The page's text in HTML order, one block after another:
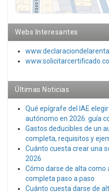
Webs Interesantes
Últimas Noticias
Qué epígrafe del IAE
autónomo en 2026: guía
Gastos deducibles de un
completa, requisitos y
Cuánto cuesta crear una
2026
Cómo darse de alta como
completa paso a paso
Cuánto cuesta darse de